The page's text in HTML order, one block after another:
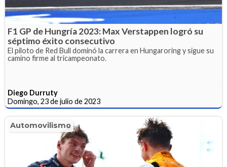
F1 GP de Hungría 2023: Max Verstappen logró su
séptimo éxito consecutivo
El piloto de Red Bull dominó la carrera en Hungaroring y sigue su
camino firme al tricampeonato.
Diego Durruty
Domingo, 23 de julio de 2023
Automovilismo